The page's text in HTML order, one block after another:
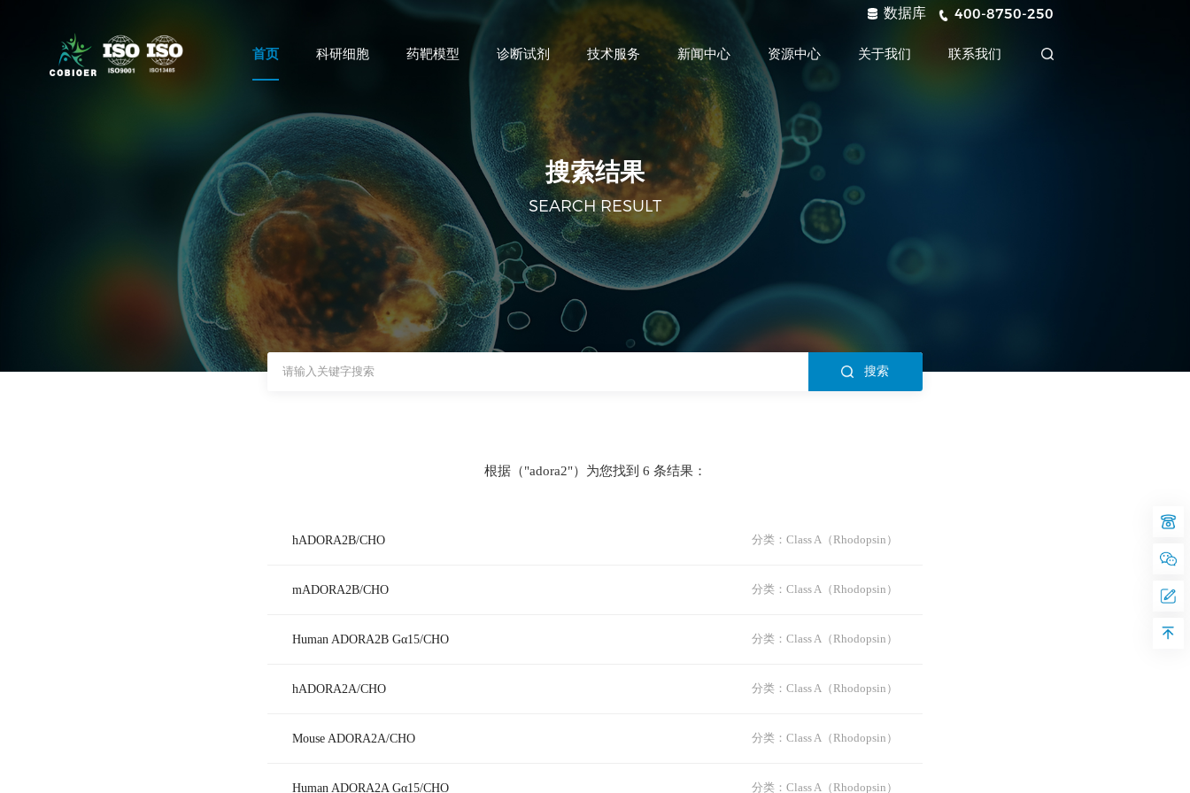
数据库 400-8750-250
首页 科研细胞 药靶模型 诊断试剂 技术服务 新闻中心 资源中心 关于我们 联系我们
搜索结果
SEARCH RESULT
搜索
根据（"adora2"）为您找到 6 条结果：
hADORA2B/CHO 分类：Class A（Rhodopsin）
mADORA2B/CHO 分类：Class A（Rhodopsin）
Human ADORA2B Gα15/CHO 分类：Class A（Rhodopsin）
hADORA2A/CHO 分类：Class A（Rhodopsin）
Mouse ADORA2A/CHO 分类：Class A（Rhodopsin）
Human ADORA2A Gα15/CHO 分类：Class A（Rhodopsin）